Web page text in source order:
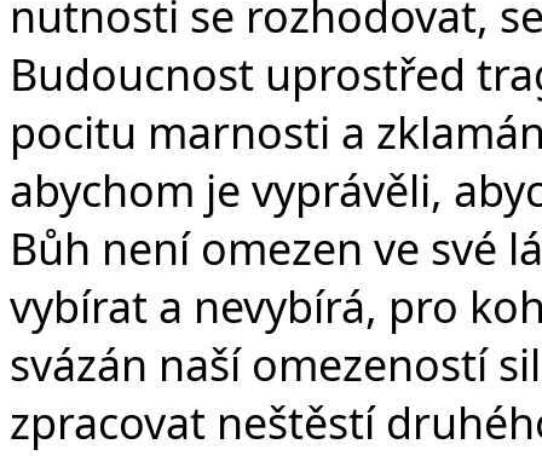
nutnosti se rozhodovat,
Budoucnost uprostřed
pocitu marnosti a
abychom je vyprávěli,
Bůh není omezen ve své
vybírat a nevybírá, pro
svázán naší omezeností
zpracovat neštěstí